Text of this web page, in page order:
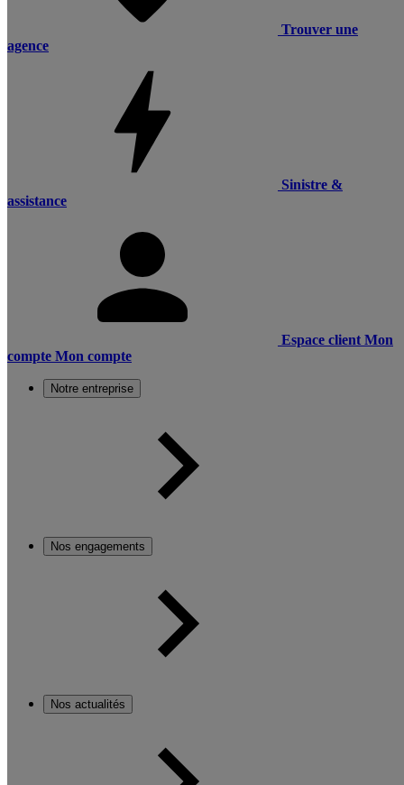
Trouver une
agence
Sinistre &
assistance
Espace client Mon
compte Mon compte
Notre entreprise
Nos engagements
Nos actualités